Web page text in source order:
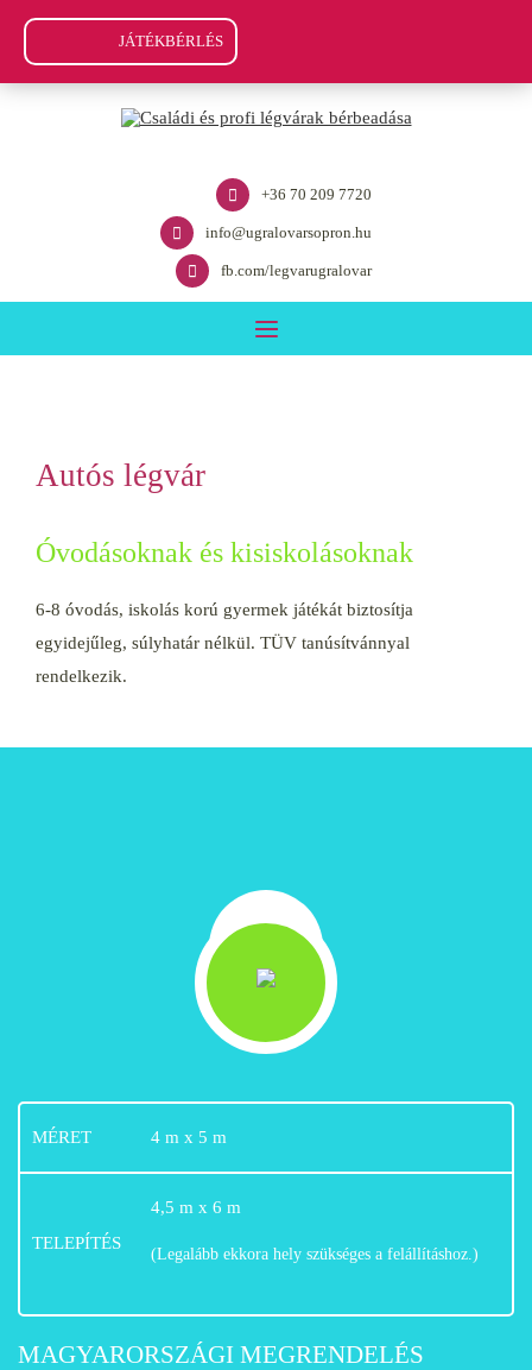
JÁTÉKBÉRLÉS
+36 70 209 7720
info@ugralovarsopron.hu
fb.com/legvarugralovar
Autós légvár
Óvodásoknak és kisiskolásoknak
6-8 óvodás, iskolás korú gyermek játékát biztosítja
egyidejűleg, súlyhatár nélkül. TÜV tanúsítvánnyal
rendelkezik.
MÉRET 4 m x 5 m
TELEPÍTÉS
4,5 m x 6 m
(Legalább ekkora hely szükséges a felállításhoz.)
MAGYARORSZÁGI MEGRENDELÉS